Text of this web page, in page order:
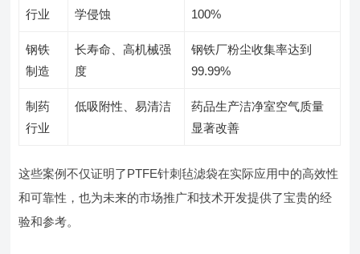
行业
学侵蚀
100%
钢铁
制造
长寿命、高机械强
度
钢铁厂粉尘收集率达到
99.99%
制药
行业
低吸附性、易清洁
药品生产洁净室空气质量
显著改善
这些案例不仅证明了PTFE针刺毡滤袋在实际应用中的高效性
和可靠性，也为未来的市场推广和技术开发提供了宝贵的经
验和参考。